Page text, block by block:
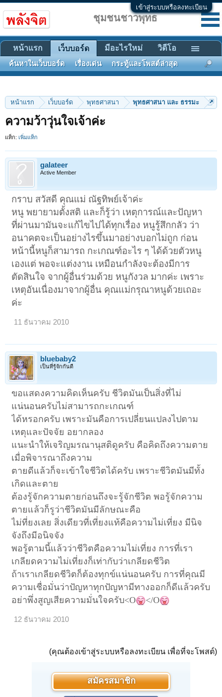
เข้าสู่ระบบหรือลงทะเบียน
หน้าแรก เว็บบอร์ด พุทธศาสนา พุทธศาสนา และ ธรรมะ
ความว้าวุ่นใจเจ้าค่ะ
แท็ก: เพิ่มแท็ก
galateer
Active Member
กราบ สวัสดี คุณแม่ ณัฐทิพย์เจ้าค่ะ
หนู พยายามตั้งสติ และก็รู้ว่า เหตุการณ์และปัญหา
ที่ผ่านมามันจะแก้ไขไปได้ทุกเรื่อง หนูรู้สึกกลัว ว่า
อนาคตจะเป็นอย่างไรขึ้นมาอย่างบอกไม่ถูก ก่อน
หน้านี้หนูก็สามารถ กะเกณฑ์อะไร ๆ ได้ด้วยตัวหนู
เองแต่ พอจะแต่งงาน เหมือนกำลังจะต้องมีการ
ตัดสินใจ จากผู้อื่นร่วมด้วย หนูกังวล มากค่ะ เพราะ
เหตุอันเนื่องมาจากผู้อื่น คุณแม่กรุณาหนูด้วยเถอะ
ค่ะ
11 ธันวาคม 2010
bluebaby2
เป็นที่รู้จักกันดี
ขอแสดงความคิดเห็นครับ ชีวิตมันเป็นสิ่งที่ไม่
แน่นอนครับไม่สามารถกะเกณฑ์
ได้หรอกครับ เพราะมันคือการเปลี่ยนแปลงไปตาม
เหตุและปัจจัย อยากลอง
แนะนำให้เจริญมรณานุสติดูครับ คือคิดถึงความตาย
เมื่อพิจารณาถึงความ
ตายดีแล้วก็จะเข้าใจชีวิตได้ครับ เพราะชีวิตมันมีทั้ง
เกิดและตาย
ต้องรู้จักความตายก่อนถึงจะรู้จักชีวิต พอรู้จักความ
ตายแล้วก็รูว่าชีวิตมันมีลักษณะคือ
ไม่ที่ยงเลย สิ่งเดียวที่เที่ยงแท้คือความไม่เที่ยง มีนิจ
จังถึงมีอนิจจัง
พอรู้ตามนี้แล้วว่าชีวิตคือความไม่เที่ยง การที่เรา
เกลียดความไม่เที่ยงก็เท่ากับว่าเกลียดชีวิต
ถ้าเราเกลียดชีวิตก็ต้องทุกข์แน่นอนครับ การที่คุณมี
ความเชื่อมั่นว่าปัญหาทุกปัญหามีทางออกก็ดีแล้วครับ
อย่าพึ่งสูญเสียความมั่นใจครับ<O
</O
12 ธันวาคม 2010
(คุณต้องเข้าสู่ระบบหรือลงทะเบียน เพื่อที่จะโพสต์)
สมัครสมาชิก
ชุมชนชาวพุทธ
หน้าแรก เว็บบอร์ด
ค้นหาในเว็บบอร์ด เรื่องเด่น กระทู้และโพสต์ล่าสุด
มีอะไรใหม่ วิดีโอ